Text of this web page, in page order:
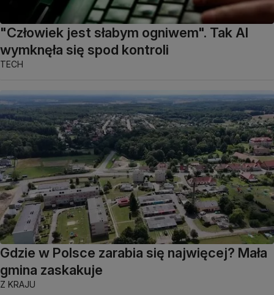
"Człowiek jest słabym ogniwem". Tak AI
wymknęła się spod kontroli
TECH
Gdzie w Polsce zarabia się najwięcej? Mała
gmina zaskakuje
Z KRAJU